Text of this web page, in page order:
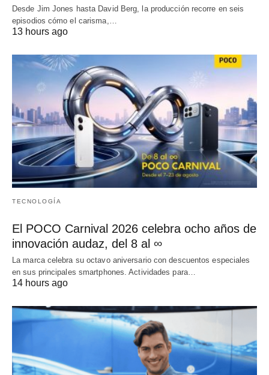
Desde Jim Jones hasta David Berg, la producción recorre en seis
episodios cómo el carisma,…
13 hours ago
TECNOLOGÍA
El POCO Carnival 2026 celebra ocho años de
innovación audaz, del 8 al ∞
La marca celebra su octavo aniversario con descuentos especiales
en sus principales smartphones. Actividades para…
14 hours ago